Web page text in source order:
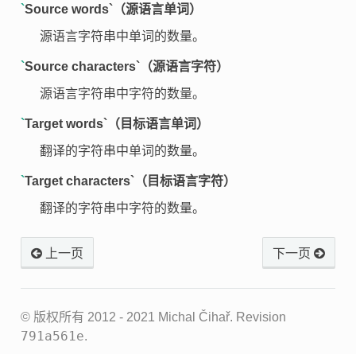
`Source words`（源语言单词）
源语言字符串中单词的数量。
`Source characters`（源语言字符）
源语言字符串中字符的数量。
`Target words`（目标语言单词）
翻译的字符串中单词的数量。
`Target characters`（目标语言字符）
翻译的字符串中字符的数量。
下一页
上一页
© 版权所有 2012 - 2021 Michal Čihař. Revision
791a561e.